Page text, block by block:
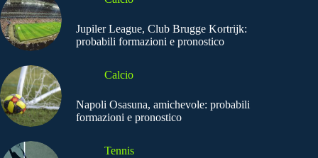
Jupiler League, Club Brugge Kortrijk:
probabili formazioni e pronostico
Calcio
Napoli Osasuna, amichevole: probabili
formazioni e pronostico
Tennis